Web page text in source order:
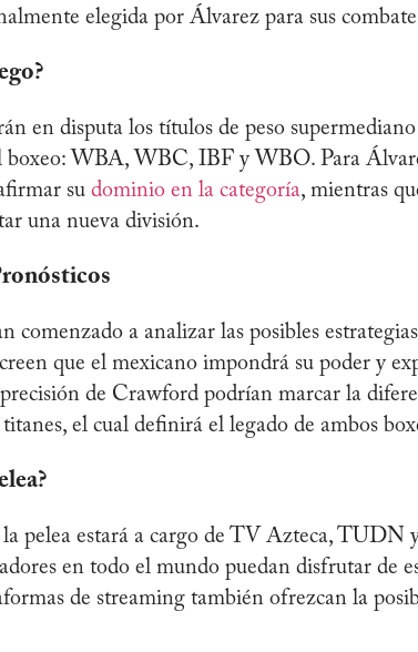
elegida por Álvarez para sus
en disputa los títulos de peso
boxeo: WBA, WBC, IBF y WBO. Para
su dominio en la categoría, mientras
una nueva división.
comenzado a analizar las posibles
que el mexicano impondrá su poder y
de Crawford podrían marcar la
el cual definirá el legado de ambos
pelea estará a cargo de TV Azteca, TUDN
en todo el mundo puedan disfrutar de
de streaming también ofrezcan la